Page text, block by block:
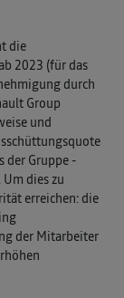
die
2023 (für das
durch
Group
und
der Gruppe -
dies zu
erreichen: die
der Mitarbeiter